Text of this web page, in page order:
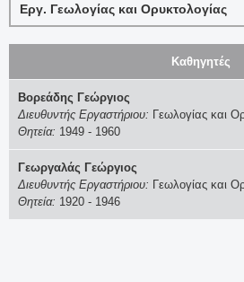
μ
α
ν
α
ζ
Εργ. Γεωλογίας και Ορυκτολογίας
Καθηγητές
Βορεάδης Γεώργιος
Διευθυντής Εργαστήριου: Γεωλογίας και
Θητεία: 1949 - 1960
Γεωργαλάς Γεώργιος
Διευθυντής Εργαστήριου: Γεωλογίας και
Θητεία: 1920 - 1946